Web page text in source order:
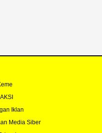
Iklan
Media Siber